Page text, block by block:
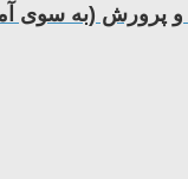
پرورش (به سوی